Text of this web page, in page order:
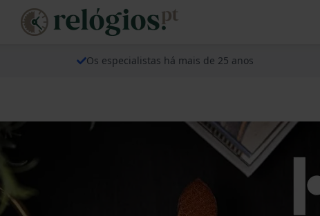
Os especialistas há mais de 25 anos